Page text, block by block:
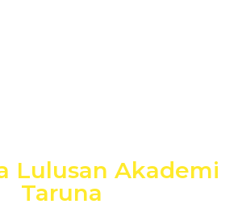
Lulusan Akademi
Taruna